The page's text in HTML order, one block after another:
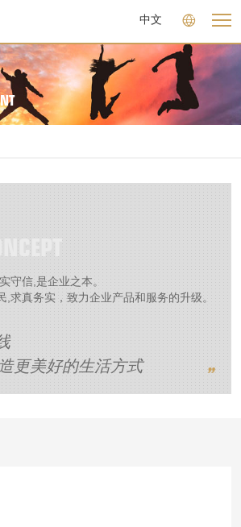
中文
,求真务实，致力企业产品和服务的升级。
造更美好的生活方式